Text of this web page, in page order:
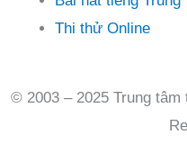
Thi thử Online
© 2003 – 2025 Trung tâm